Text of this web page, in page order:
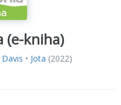
(e-kniha)
• Jota (2022)